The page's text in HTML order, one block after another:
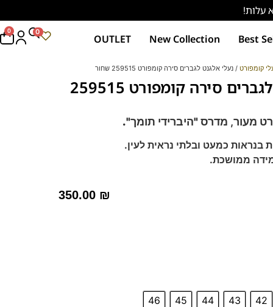
Best
New Collection
OUTLET
0 0
קומפורט / נעלי אלגנט לגברים סירה קומפורט 259515 שחור
נעלי אלגנט לגברים סירה קומפורט 259515
מעור, מדרס "היברידי תומך".
בנראות כמעט ובלתי נראית לעין.
ממושכת.
מידה אחת פחות
ואיכותי.
350.00 ₪
42
43
44
45
46